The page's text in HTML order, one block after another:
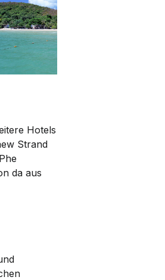
Hotels
Strand
da aus